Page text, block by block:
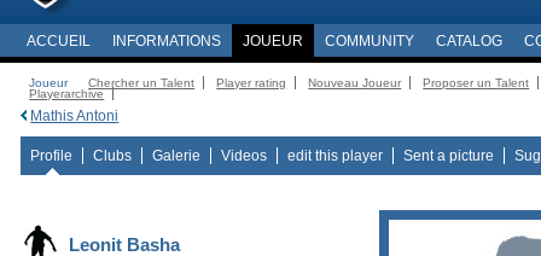
ACCUEIL INFORMATIONS JOUEUR COMMUNITY CATALOG
Joueur Chercher un Talent Player rating Nouveau Joueur
Proposer un Talent
Playerarchive
Mathis Antoni
Profile Clubs Galerie Videos edit this player Sent a picture
Leonit Basha